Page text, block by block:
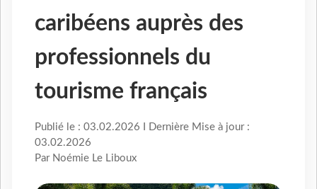
caribéens auprès des
professionnels du
tourisme français
Publié le : 03.02.2026 I Dernière Mise à jour :
03.02.2026
Par Noémie Le Liboux